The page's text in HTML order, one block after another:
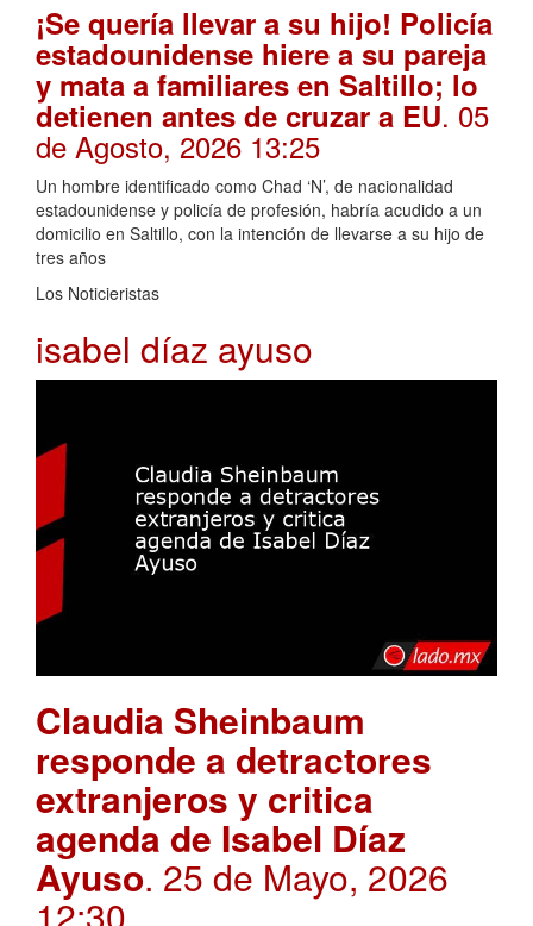
¡Se quería llevar a su hijo! Policía
estadounidense hiere a su pareja
y mata a familiares en Saltillo; lo
detienen antes de cruzar a EU. 05
de Agosto, 2026 13:25
Un hombre identificado como Chad ‘N’, de nacionalidad
estadounidense y policía de profesión, habría acudido a un
domicilio en Saltillo, con la intención de llevarse a su hijo de
tres años
Los Noticieristas
isabel díaz ayuso
Claudia Sheinbaum
responde a detractores
extranjeros y critica
agenda de Isabel Díaz
Ayuso. 25 de Mayo, 2026